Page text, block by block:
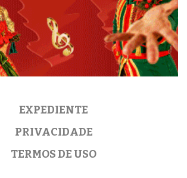
EXPEDIENTE
PRIVACIDADE
TERMOS DE USO